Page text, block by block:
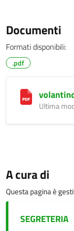
Documenti
Formati disponibili:
.pdf
Ultima
A cura di
Questa pagina è
SEGRETERIA